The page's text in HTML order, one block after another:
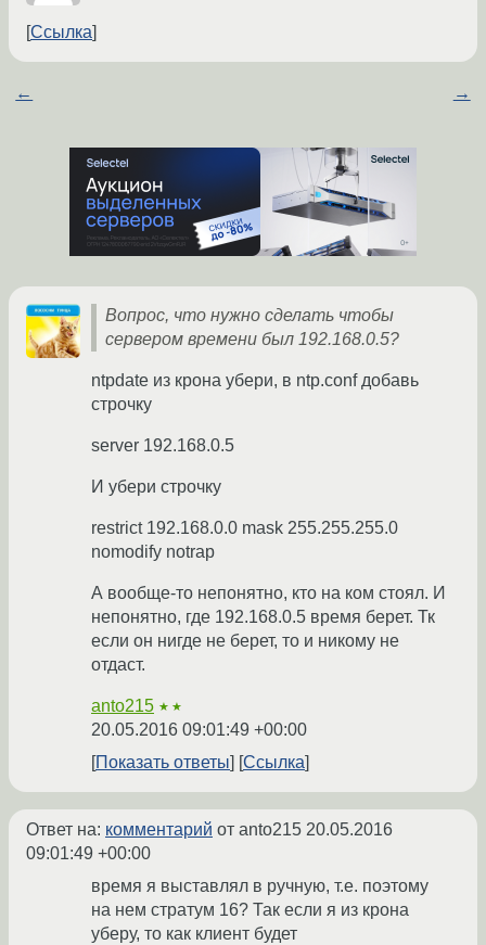
Ссылка
← →
Вопрос, что нужно сделать чтобы
сервером времени был 192.168.0.5?
ntpdate из крона убери, в ntp.conf добавь
строчку
server 192.168.0.5
И убери строчку
restrict 192.168.0.0 mask 255.255.255.0
nomodify notrap
А вообще-то непонятно, кто на ком стоял. И
непонятно, где 192.168.0.5 время берет. Тк
если он нигде не берет, то и никому не
отдаст.
anto215 ★★
20.05.2016 09:01:49 +00:00
Показать ответы
Ссылка
Ответ на: комментарий от anto215 20.05.2016
09:01:49 +00:00
время я выставлял в ручную, т.е. поэтому
на нем стратум 16? Так если я из крона
уберу, то как клиент будет